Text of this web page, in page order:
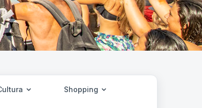
Shopping